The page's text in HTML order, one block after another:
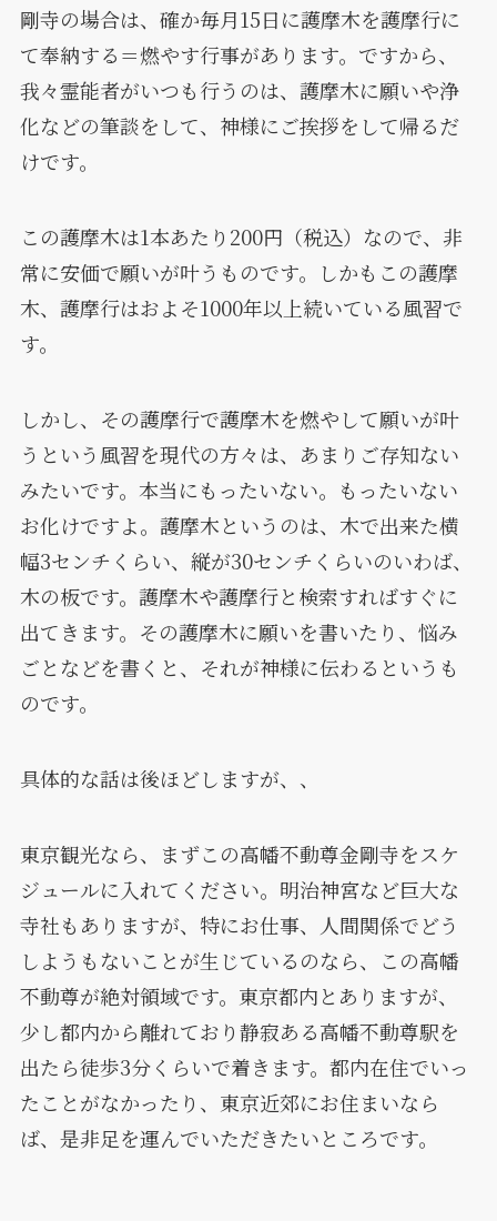
剛寺の場合は、確か毎月15日に護摩木を護摩行に
て奉納する＝燃やす行事があります。ですから、
我々霊能者がいつも行うのは、護摩木に願いや浄
化などの筆談をして、神様にご挨拶をして帰るだ
けです。
この護摩木は1本あたり200円（税込）なので、非
常に安価で願いが叶うものです。しかもこの護摩
木、護摩行はおよそ1000年以上続いている風習で
す。
しかし、その護摩行で護摩木を燃やして願いが叶
うという風習を現代の方々は、あまりご存知ない
みたいです。本当にもったいない。もったいない
お化けですよ。護摩木というのは、木で出来た横
幅3センチくらい、縦が30センチくらいのいわば、
木の板です。護摩木や護摩行と検索すればすぐに
出てきます。その護摩木に願いを書いたり、悩み
ごとなどを書くと、それが神様に伝わるというも
のです。
具体的な話は後ほどしますが、、
東京観光なら、まずこの高幡不動尊金剛寺をスケ
ジュールに入れてください。明治神宮など巨大な
寺社もありますが、特にお仕事、人間関係でどう
しようもないことが生じているのなら、この高幡
不動尊が絶対領域です。東京都内とありますが、
少し都内から離れており静寂ある高幡不動尊駅を
出たら徒歩3分くらいで着きます。都内在住でいっ
たことがなかったり、東京近郊にお住まいなら
ば、是非足を運んでいただきたいところです。